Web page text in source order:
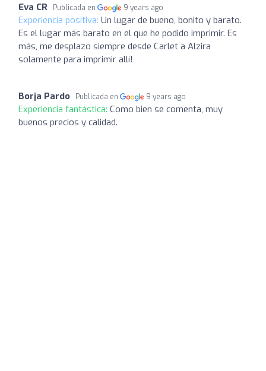
Eva CR Publicada en 9 years ago
Experiencia positiva: Un lugar de bueno, bonito y barato.
Es el lugar más barato en el que he podido imprimir. Es
más, me desplazo siempre desde Carlet a Alzira
solamente para imprimir allí!
Borja Pardo Publicada en 9 years ago
Experiencia fantástica: Como bien se comenta, muy
buenos precios y calidad.